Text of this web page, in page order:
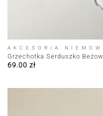
AKCESORIA
Grzechotka Serduszko
69.00 zł